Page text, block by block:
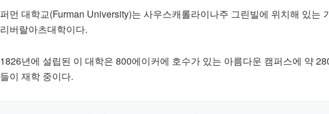
퍼먼 대학교(Furman University)는 사우스캐롤라이나주 그린빌에 위치해 있는
리버랄아츠대학이다.
1826년에 설립된 이 대학은 800에이커에 호수가 있는 아름다운 캠퍼스에 약
들이 재학 중이다.